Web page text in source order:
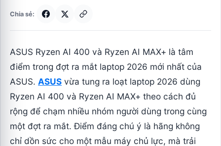
Chia sẻ:
ASUS Ryzen AI 400 và Ryzen AI MAX+ là tâm
điểm trong đợt ra mắt laptop 2026 mới nhất của
ASUS. ASUS vừa tung ra loạt laptop 2026 dùng
Ryzen AI 400 và Ryzen AI MAX+ theo cách đủ
rộng để chạm nhiều nhóm người dùng trong cùng
một đợt ra mắt. Điểm đáng chú ý là hãng không
chỉ dồn sức cho một mẫu máy chủ lực, mà trải